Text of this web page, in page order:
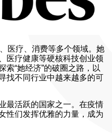
医疗、消费等多个领域。她
医疗健康等硬核科技创业领
索“她经济”的破圈之路，以
找不同行业中越来越多的可
最活跃的国家之一。在疫情
性们发挥优雅的力量，成为